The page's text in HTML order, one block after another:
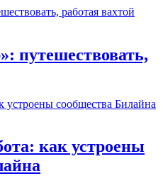
путешествовать,
как устроены